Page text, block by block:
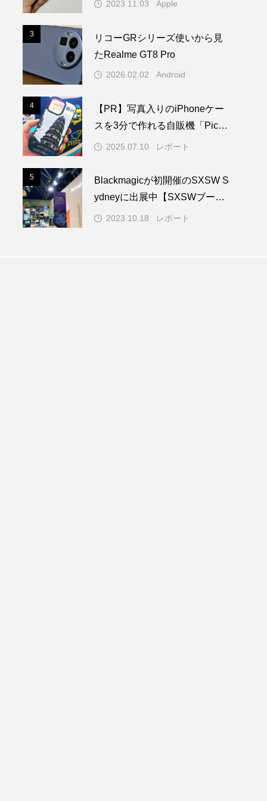
2023.11.03 Apple
3
リコーGRシリーズ使いから見
たRealme GT8 Pro
2026.02.02 Android
4
【PR】写真入りのiPhoneケー
スを3分で作れる自販機「PickM
e!Case」を使ってみた
2025.07.10 レポート
5
Blackmagicが初開催のSXSW S
ydneyに出展中【SXSWブース
レポート】
2023.10.18 レポート